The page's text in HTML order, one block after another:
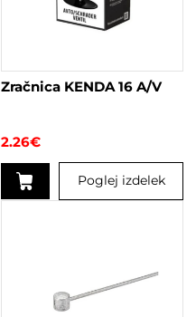
Zračnica KENDA 16 A/V
2.26€
Poglej izdelek